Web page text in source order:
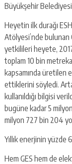
Büyükşehir
Heyetin ilk durağı
Atölyesi’nde bulunan
yetkilileri heyete,
toplam 10 bin
kapsamında üretilen
ettiklerini söyledi.
kullanıldığı bilgisi
bugüne kadar 5
milyon 727 bin 204
Yıllık enerjinin yüzde
Hem GES hem de